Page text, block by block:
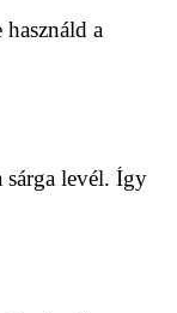
a
sárga levél. Így